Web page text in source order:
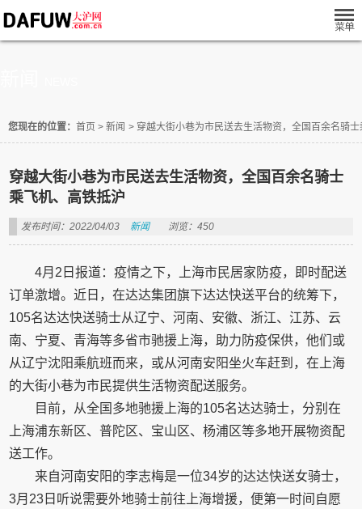
您现在的位置： 首页 > 新闻 > 穿越大街小巷为市民送去生活物资，全国百余名骑
穿越大街小巷为市民送去生活物资，全国百余名骑士
乘飞机、高铁抵沪
发布时间：2022/04/03 新闻 浏览：450
4月2日报道：疫情之下，上海市民居家防疫，即时配送
订单激增。近日，在达达集团旗下达达快送平台的统筹下，
105名达达快送骑士从辽宁、河南、安徽、浙江、江苏、云
南、宁夏、青海等多省市驰援上海，助力防疫保供，他们或
从辽宁沈阳乘航班而来，或从河南安阳坐火车赶到，在上海
的大街小巷为市民提供生活物资配送服务。
目前，从全国多地驰援上海的105名达达骑士，分别在
上海浦东新区、普陀区、宝山区、杨浦区等多地开展物资配
送工作。
来自河南安阳的李志梅是一位34岁的达达快送女骑士，
3月23日听说需要外地骑士前往上海增援，便第一时间自愿